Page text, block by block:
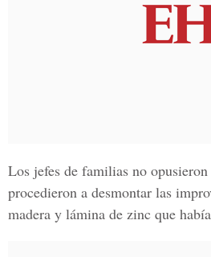
Los jefes de familias no
procedieron a desmontar las
madera y lámina de zinc que